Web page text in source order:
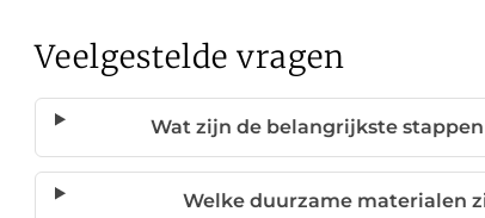
Veelgestelde vragen
Wat zijn de belangrijkste
Welke duurzame materialen